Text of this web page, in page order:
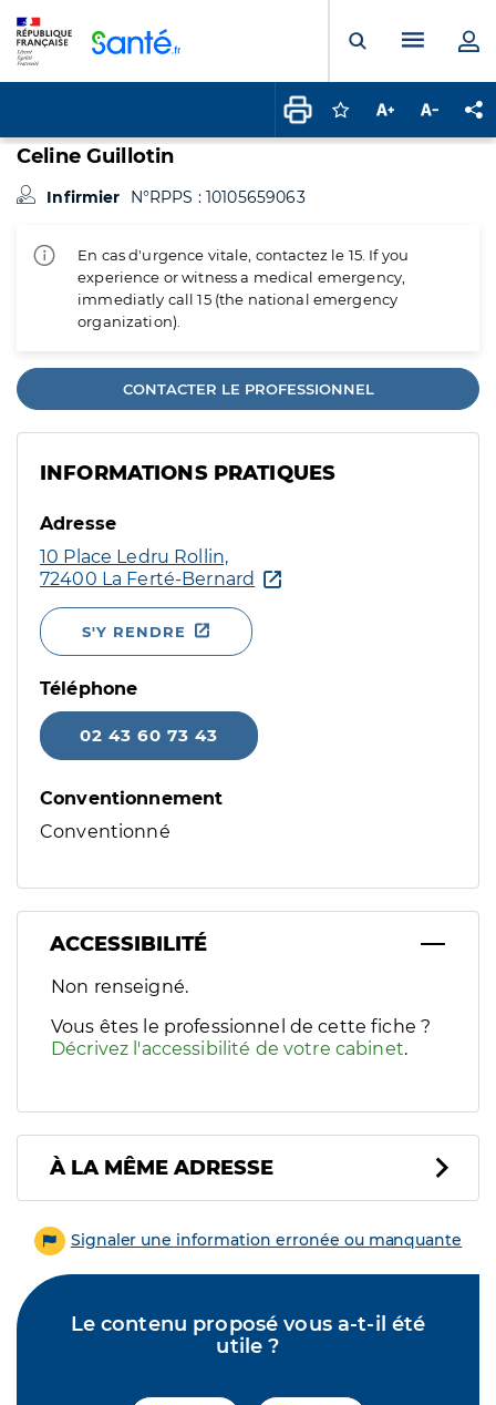
Ouvrir laMenu
Connectez-vous
Augmenter la
Celine Guillotin
Infirmier N°RPPS : 10105659063
En cas d'urgence vitale, contactez le 15. If you
experience or witness a medical emergency,
immediatly call 15 (the national emergency
organization).
CONTACTER LE PROFESSIONNEL
INFORMATIONS PRATIQUES
Adresse
10 Place Ledru Rollin,
72400 La Ferté-Bernard
S'Y RENDRE
Téléphone
02 43 60 73 43
Conventionnement
Conventionné
ACCESSIBILITÉ
Filtres
Sélectionnez un ou plusieurs handicaps/besoins
Non renseigné.
Vous êtes le professionnel de cette fiche ?
Décrivez l'accessibilité de votre cabinet.
À LA MÊME ADRESSE
Signaler une information erronée ou manquante
Le contenu proposé vous a-t-il été
utile ?